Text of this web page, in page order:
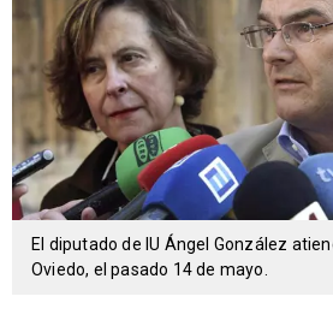
El diputado de IU Ángel González
Oviedo, el pasado 14 de mayo.